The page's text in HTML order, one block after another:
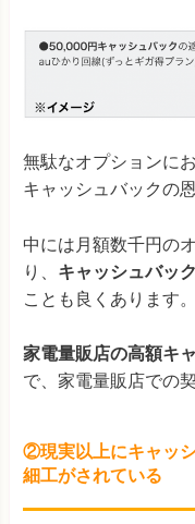
無駄なオプションに
キャッシュバックの
中には月額数千円の
り、 キャッシュバッ
ことも良くあります。
家電量販店の高額キ
で、家電量販店での
②現実以上にキャッ
細工がされている